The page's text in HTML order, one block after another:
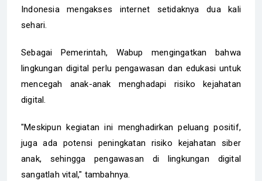
Indonesia mengakses internet setidaknya dua kali
sehari.
Sebagai Pemerintah, Wabup mengingatkan bahwa
lingkungan digital perlu pengawasan dan edukasi untuk
mencegah anak-anak menghadapi risiko kejahatan
digital.
"Meskipun kegiatan ini menghadirkan peluang positif,
juga ada potensi peningkatan risiko kejahatan siber
anak, sehingga pengawasan di lingkungan digital
sangatlah vital," tambahnya.